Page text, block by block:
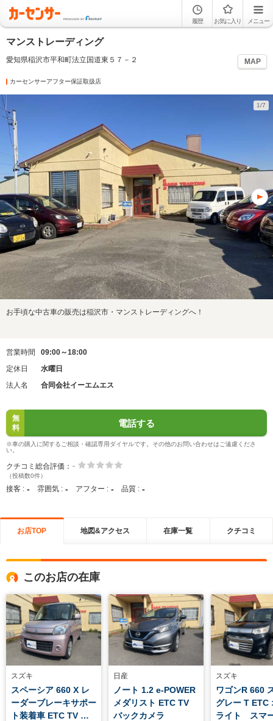
履歴 お気に入り メニュー
マンストレーディング
愛知県稲沢市平和町法立国道東５７－２ MAP
カーセンサーアフター保証取扱店
1/7
お手頃な中古車の販売は稲沢市・マンストレーディングへ！
営業時間
09:00～18:00
定休日
水曜日
法人名
合同会社イーエムエス
無
料
電話する
※車の購入に関するご相談・確認専用ダイヤルです。その他のお問い合わせはご遠慮くださ
い。
クチコミ総合評価： -
（投稿数0件）
接客 : - 雰囲気 : - アフター : - 品質 : -
お店TOP 地図&アクセス 在庫一覧 クチコミ
このお店の在庫
スズキ
スペーシア 660 X レ
ーダーブレーキサポー
ト装着車 ETC TV バ
日産
ノート 1.2 e-POWER
メダリスト ETC TV
バックカメラ
スズキ
ワゴンR 660
グレー T ETC
ライト スマ